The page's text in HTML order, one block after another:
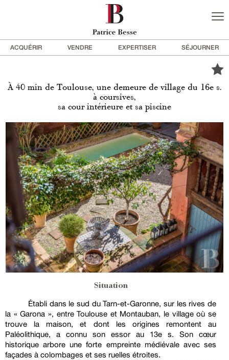
ACQUÉRIR VENDRE EXPERTISER SÉJOURNER
À 40 min de Toulouse, une demeure de village du 16e s.
à coursives,
sa cour intérieure et sa piscine
Situation
Établi dans le sud du Tarn-et-Garonne, sur les rives de
la « Garona », entre Toulouse et Montauban, le village où se
trouve la maison, et dont les origines remontent au
Paléolithique, a connu son essor au 13e s. Son cœur
historique arbore une forte empreinte médiévale avec ses
façades à colombages et ses ruelles étroites.